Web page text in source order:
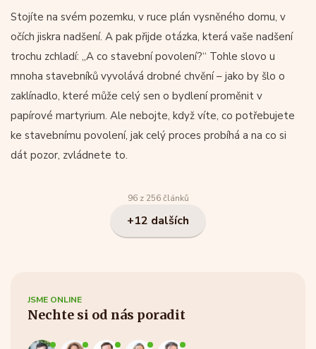
Stojíte na svém pozemku, v ruce plán vysněného domu, v
očích jiskra nadšení. A pak přijde otázka, která vaše nadšení
trochu zchladí: „A co stavební povolení?“ Tohle slovo u
mnoha stavebníků vyvolává drobné chvění – jako by šlo o
zaklínadlo, které může celý sen o bydlení proměnit v
papírové martyrium. Ale nebojte, když víte, co potřebujete
ke stavebnímu povolení, jak celý proces probíhá a na co si
dát pozor, zvládnete to.
96 z 256 článků
+12 dalších
JSME ONLINE
Nechte si od nás poradit